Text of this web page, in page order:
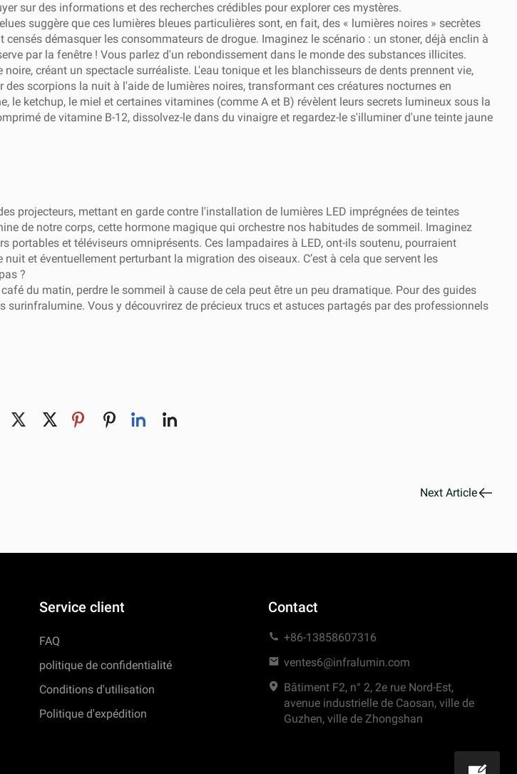
sur des informations et des recherches crédibles pour explorer ces mystères.
suggère que ces lumières bleues particulières sont, en fait, des « lumières noires » secrètes
démasquer les consommateurs de drogue. Imaginez le scénario : un stoner, déjà enclin à
par la fenêtre ! Vous parlez d'un rebondissement dans le monde des substances illicites.
créant un spectacle surréaliste. L'eau tonique et les blanchisseurs de dents prennent vie,
scorpions la nuit à l'aide de lumières noires, transformant ces créatures nocturnes en
ketchup, le miel et certaines vitamines (comme A et B) révèlent leurs secrets lumineux sous la
de vitamine B-12, dissolvez-le dans du vinaigre et regardez-le s'illuminer d'une teinte jaune
projecteurs, mettant en garde contre l'installation de lumières LED imprégnées de teintes
de notre corps, cette hormone magique qui orchestre nos habitudes de sommeil. Imaginez
et téléviseurs omniprésents. Ces lampadaires à LED, ont-ils soutenu, pourraient
et éventuellement perturbant la migration des oiseaux. C’est à cela que servent les
?
du matin, perdre le sommeil à cause de cela peut être un peu dramatique. Pour des guides
surinfralumine. Vous y découvrirez de précieux trucs et astuces partagés par des professionnels
Next Article
Service client
FAQ
politique de confidentialité
Conditions d'utilisation
Politique d'expédition
Contact
+86-13858607316
ventes6@infralumin.com
Bâtiment F2, n° 2, 2e rue Nord-Est,
avenue industrielle de Caosan, ville de
Guzhen, ville de Zhongshan